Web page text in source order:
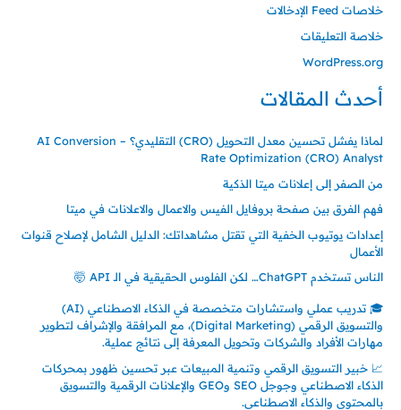
خلاصات Feed الإدخالات
خلاصة التعليقات
WordPress.org
أحدث المقالات
لماذا يفشل تحسين معدل التحويل (CRO) التقليدي؟ – AI Conversion
Rate Optimization (CRO) Analyst
من الصفر إلى إعلانات ميتا الذكية
فهم الفرق بين صفحة بروفايل الفيس والاعمال والاعلانات في ميتا
إعدادات يوتيوب الخفية التي تقتل مشاهداتك: الدليل الشامل لإصلاح قنوات
الأعمال
الناس تستخدم ChatGPT… لكن الفلوس الحقيقية في الـ API 🤯
🎓 تدريب عملي واستشارات متخصصة في الذكاء الاصطناعي (AI)
والتسويق الرقمي (Digital Marketing)، مع المرافقة والإشراف لتطوير
مهارات الأفراد والشركات وتحويل المعرفة إلى نتائج عملية.
📈 خبير التسويق الرقمي وتنمية المبيعات عبر تحسين ظهور بمحركات
الذكاء الاصطناعي وجوجل SEO وGEO والإعلانات الرقمية والتسويق
بالمحتوى والذكاء الاصطناعي.